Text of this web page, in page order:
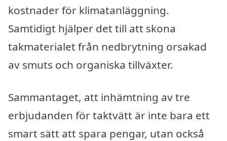
kostnader för klimatanläggning.
Samtidigt hjälper det till att skona
takmaterialet från nedbrytning orsakad
av smuts och organiska tillväxter.
Sammantaget, att inhämtning av tre
erbjudanden för taktvätt är inte bara ett
smart sätt att spara pengar, utan också